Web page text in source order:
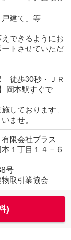
戸建て」等
できるようにお
トさせていただ
徒歩30秒・ＪＲ
岡本駅すぐで
しております。
ませ。
限会社プラス
１丁目１４－６
号
物取引業協会
)